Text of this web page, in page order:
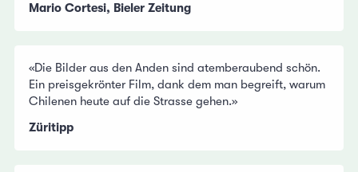
Mario Cortesi, Bieler Zeitung
«Die Bilder aus den Anden sind atemberaubend schön.
Ein preisgekrönter Film, dank dem man begreift, warum
Chilenen heute auf die Strasse gehen.»
Züritipp